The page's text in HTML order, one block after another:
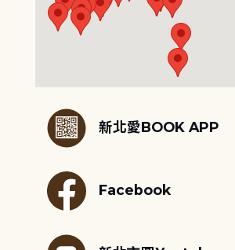
新北愛BOOK APP
Facebook